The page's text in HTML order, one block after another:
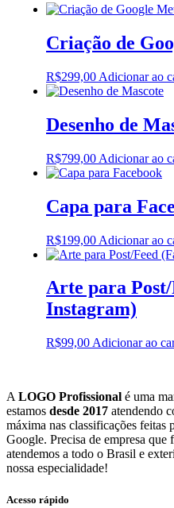
Criação de
R$299,00 Adicionar ao
Desenho de
R$799,00 Adicionar ao
Capa para
R$199,00 Adicionar ao
Arte para
Instagram)
R$99,00 Adicionar ao
A LOGO Profissional é uma
estamos desde 2017 atendendo
máxima nas classificações feitas
Google. Precisa de empresa que
atendemos a todo o Brasil e
nossa especialidade!
Acesso rápido